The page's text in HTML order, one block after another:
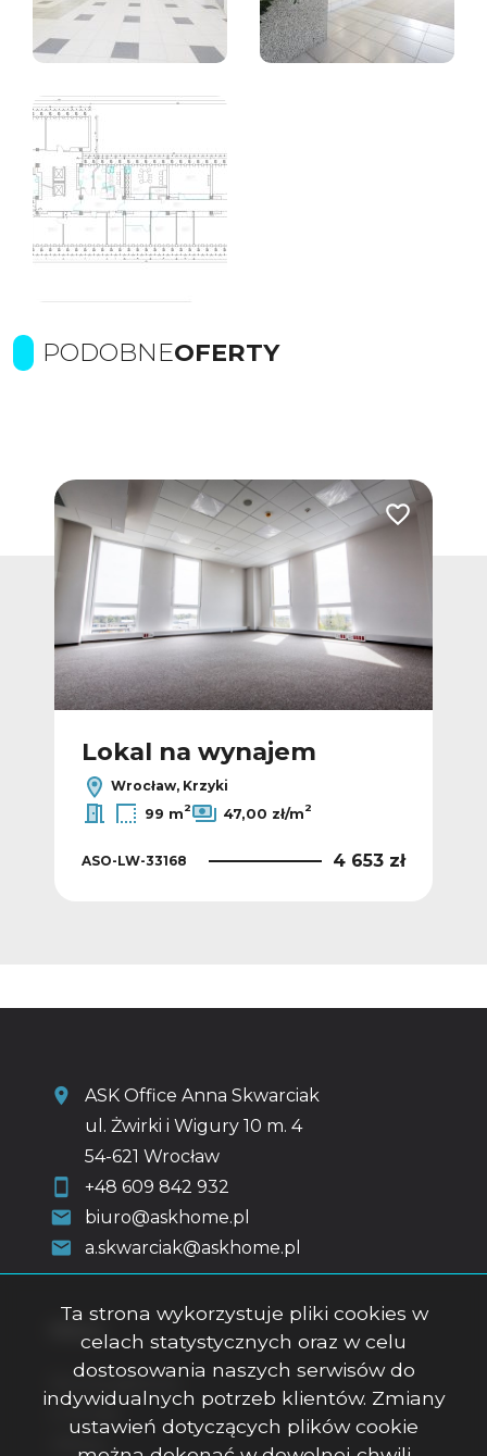
PODOBNEOFERTY
Dodaj do ulubionych Dodaj do
Lokal na wynajem
Wrocław, Krzyki
99 m2 47,00 zł/m2
ASO-LW-33168 4 653 zł
ASK Office Anna Skwarciak
ul. Żwirki i Wigury 10 m. 4
54-621 Wrocław
+48 609 842 932
biuro@askhome.pl
a.skwarciak@askhome.pl
Strona główna
O firmie
Ta strona wykorzystuje pliki cookies w
celach statystycznych oraz w celu
dostosowania naszych serwisów do
indywidualnych potrzeb klientów. Zmiany
ustawień dotyczących plików cookie